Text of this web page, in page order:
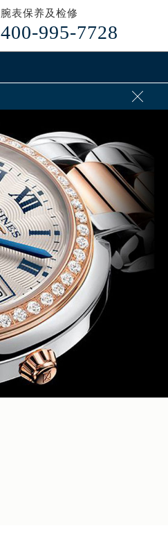
腕表保养及检修
400-995-7728
